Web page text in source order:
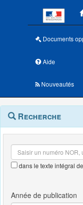
Documents
Aide
Nouveautés
Navigation
outils
Menu
contextuel
Recherche
dans le texte intégral